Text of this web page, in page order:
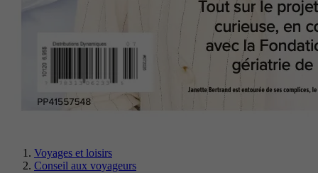
Voyages et loisirs
Conseil aux voyageurs